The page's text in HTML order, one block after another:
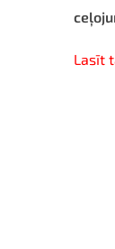
Lasīt